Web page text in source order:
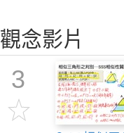
觀念影片
3